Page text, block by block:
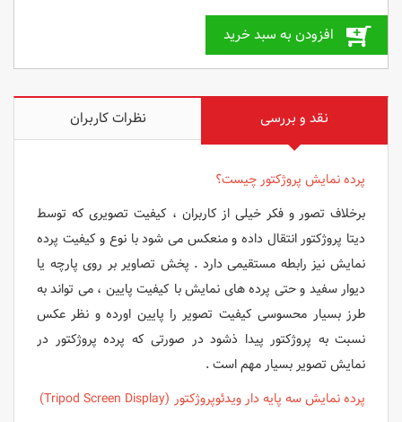
افزودن به سبد خرید
نقد و بررسی نظرات کاربران
پرده نمایش پروژکتور چیست؟
برخلاف تصور و فکر خیلی از کاربران ، کیفیت تصویری که توسط
دیتا پروژکتور انتقال داده و منعکس می شود با نوع و کیفیت پرده
نمایش نیز رابطه مستقیمی دارد . پخش تصاویر بر روی پارچه یا
دیوار سفید و حتی پرده های نمایش با کیفیت پایین ، می تواند به
طرز بسیار محسوسی کیفیت تصویر را پایین اورده و نظر عکس
نسبت به پروژکتور پیدا ذشود در صورتی که پرده پروژکتور در
نمایش تصویر بسیار مهم است .
پرده نمایش سه پایه دار ویدئوپروژکتور (Tripod Screen Display)